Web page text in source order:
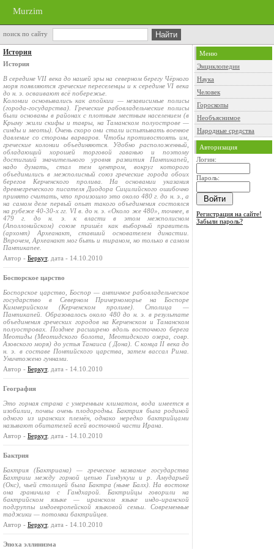
Murzim
поиск по сайту
История
История
В середине VII века до нашей эры на северном берегу Чёрного
моря появляются греческие переселенцы и к середине VI века
до н. э. осваивают всё побережье.
Колонии основывались как апойкии — независимые полисы
(города-государства). Греческие рабовладельческие полисы
были основаны в районах с плотным местным населением (в
Крыму жили скифы и тавры, на Таманском полуострове —
синды и меоты). Очень скоро они стали испытывать военное
давление со стороны варваров. Чтобы противостоять им,
греческие колонии объединяются. Удобно расположенный,
обладающий хорошей торговой гаванью и поэтому
достигший значительного уровня развития Пантикапей,
надо думать, стал тем центром, вокруг которого
объединились в межполисный союз греческие города обоих
берегов Керченского пролива. На основании указания
древнегреческого писателя Диодора Сицилийского ошибочно
принято считать, что произошло это около 480 г. до н. э., а
на самом деле первый опыт такого объединения состоялся
на рубеже 40-30-х гг. VI в. до н. э. «Около же 480», точнее, в
479 г. до н. э. к власти в этом межполисном
(Аполлонийском) союзе пришёл как выборный правитель
(архонт) Археанакт, ставший основателем династии.
Впрочем, Археанакт мог быть и тираном, но только в самом
Пантикапее.
Автор - Беркут, дата - 14.10.2010
Боспорское царство
Боспорское царство, Боспор — античное рабовладельческое
государство в Северном Причерноморье на Боспоре
Киммерийском (Керченском проливе). Столица —
Пантикапей. Образовалось около 480 до н. э. в результате
объединения греческих городов на Керченском и Таманском
полуостровах. Позднее расширено вдоль восточного берега
Меотиды (Меотидского болота, Меотидского озера, совр.
Азовского моря) до устья Танаиса ( Дона). С конца II века до
н. э. в составе Понтийского царства, затем вассал Рима.
Уничтожено гуннами.
Автор - Беркут, дата - 14.10.2010
География
Это горная страна с умеренным климатом, вода имеется в
изобилии, почвы очень плодородны. Бактрия была родиной
одного из иранских племён, однако нередко бактрийцами
называют обитателей всей восточной части Ирана.
Автор - Беркут, дата - 14.10.2010
Бактрия
Бактрия (Бактриана) — греческое название государства
Бахтриш между горной цепью Гиндукуш и р. Амударьей
(Окс), чьей столицей была Бактра (ныне Балх). На востоке
она граничила с Гандхарой. Бактрийцы говорили на
бактрийском языке — иранском языке индо-иранской
подгруппы индоевропейской языковой семьи. Современные
таджики — потомки бактрийцев.
Автор - Беркут, дата - 14.10.2010
Эпоха эллинизма
Меню
Энциклопедии
Наука
Человек
Гороскопы
Необъяснимое
Народные средства
Авторизация
Логин:
Пароль:
Регистрация на сайте!
Забыли пароль?